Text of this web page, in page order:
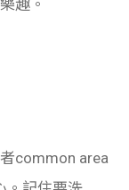
趣。
common area